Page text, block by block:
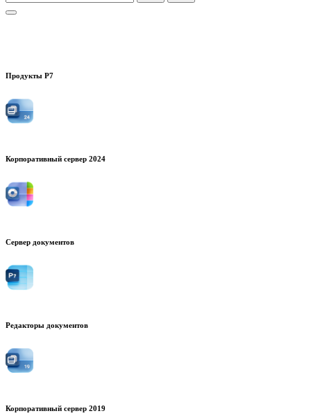
Продукты Р7
Корпоративный сервер 2024
Сервер документов
Редакторы документов
Корпоративный сервер 2019